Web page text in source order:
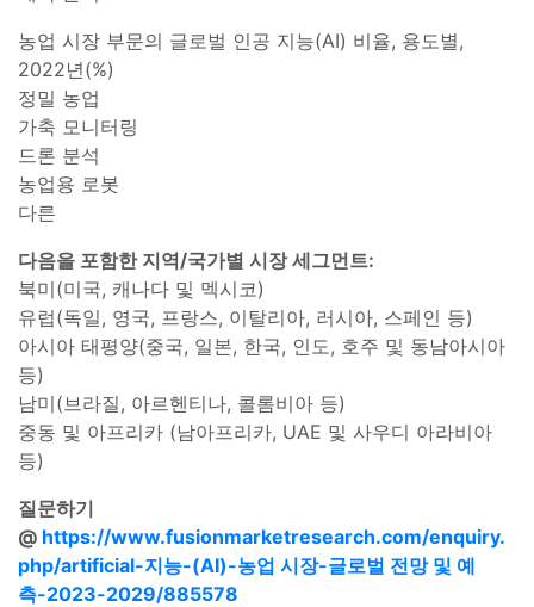
농업 시장 부문의 글로벌 인공 지능(AI) 비율, 용도별,
2022년(%)
정밀 농업
가축 모니터링
드론 분석
농업용 로봇
다른
다음을 포함한 지역/국가별 시장 세그먼트:
북미(미국, 캐나다 및 멕시코)
유럽(독일, 영국, 프랑스, 이탈리아, 러시아, 스페인 등)
아시아 태평양(중국, 일본, 한국, 인도, 호주 및 동남아시아
등)
남미(브라질, 아르헨티나, 콜롬비아 등)
중동 및 아프리카 (남아프리카, UAE 및 사우디 아라비아
등)
질문하기
@ https://www.fusionmarketresearch.com/enquiry.
php/artificial-지능-(AI)-농업 시장-글로벌 전망 및 예
측-2023-2029/885578